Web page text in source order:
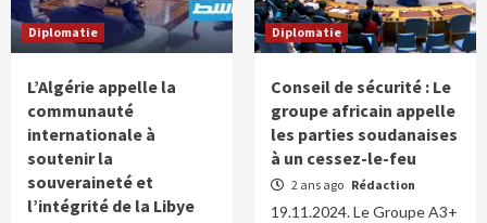
Diplomatie
L’Algérie appelle la
communauté
internationale à
soutenir la
souveraineté et
l’intégrité de la Libye
Diplomatie
Conseil de sécurité : Le
groupe africain appelle
les parties soudanaises
à un cessez-le-feu
2 ans ago Rédaction
19.11.2024. Le Groupe A3+